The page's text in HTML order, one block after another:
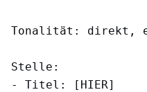
Tonalität: direkt,
Stelle:
- Titel: [HIER]